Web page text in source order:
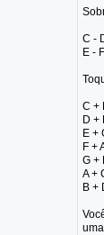
C -
E -
C +
D +
E +
F +
G +
A +
B +